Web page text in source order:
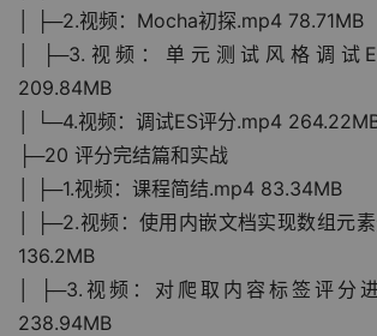
│ ├─2.视频：Mocha初探.mp4 78.71MB
│ ├─3.视频：单元测试风格调试
209.84MB
│ └─4.视频：调试ES评分.mp4
├─20 评分完结篇和实战
│ ├─1.视频：课程简结.mp4 83.34MB
│ ├─2.视频：使用内嵌文档实现数组元
136.2MB
│ ├─3.视频：对爬取内容标签评分
238.94MB